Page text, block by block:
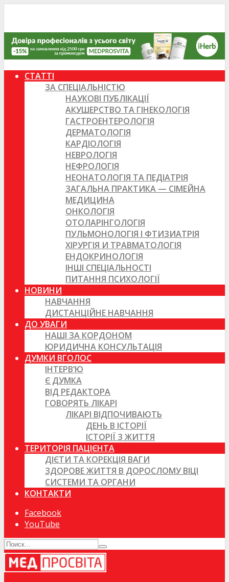
СТАТТІ
ЗА СПЕЦІАЛЬНІСТЮ
НАУКОВІ ПУБЛІКАЦІЇ
АКУШЕРСТВО ТА ГІНЕКОЛОГІЯ
ГАСТРОЕНТЕРОЛОГІЯ
ДЕРМАТОЛОГІЯ
КАРДІОЛОГІЯ
НЕВРОЛОГІЯ
НЕФРОЛОГІЯ
НЕОНАТОЛОГІЯ ТА ПЕДІАТРІЯ
ЗАГАЛЬНА ПРАКТИКА — СІМЕЙНА
МЕДИЦИНА
ОНКОЛОГІЯ
ОТОЛАРІНГОЛОГІЯ
ПУЛЬМОНОЛОГІЯ І ФТИЗИАТРІЯ
ХІРУРГІЯ И ТРАВМАТОЛОГІЯ
ЕНДОКРИНОЛОГІЯ
ІНШІ СПЕЦІАЛЬНОСТІ
ПИТАННЯ ПСИХОЛОГІЇ
НОВИНИ
НАВЧАННЯ
ДИСТАНЦІЙНЕ НАВЧАННЯ
ДО УВАГИ
НАШІ ЗА КОРДОНОМ
ЮРИДИЧНА КОНСУЛЬТАЦІЯ
ДУМКИ ВГОЛОС
ІНТЕРВ’Ю
Є ДУМКА
ВІД РЕДАКТОРА
ГОВОРЯТЬ ЛІКАРІ
ЛІКАРІ ВІДПОЧИВАЮТЬ
ДЕНЬ В ІСТОРІЇ
ІСТОРІЇ З ЖИТТЯ
ТЕРИТОРІЯ ПАЦІЄНТА
ДІЄТИ ТА КОРЕКЦІЯ ВАГИ
ЗДОРОВЕ ЖИТТЯ В ДОРОСЛОМУ ВІЦІ
СИСТЕМИ ТА ОРГАНИ
КОНТАКТИ
Facebook
YouTube